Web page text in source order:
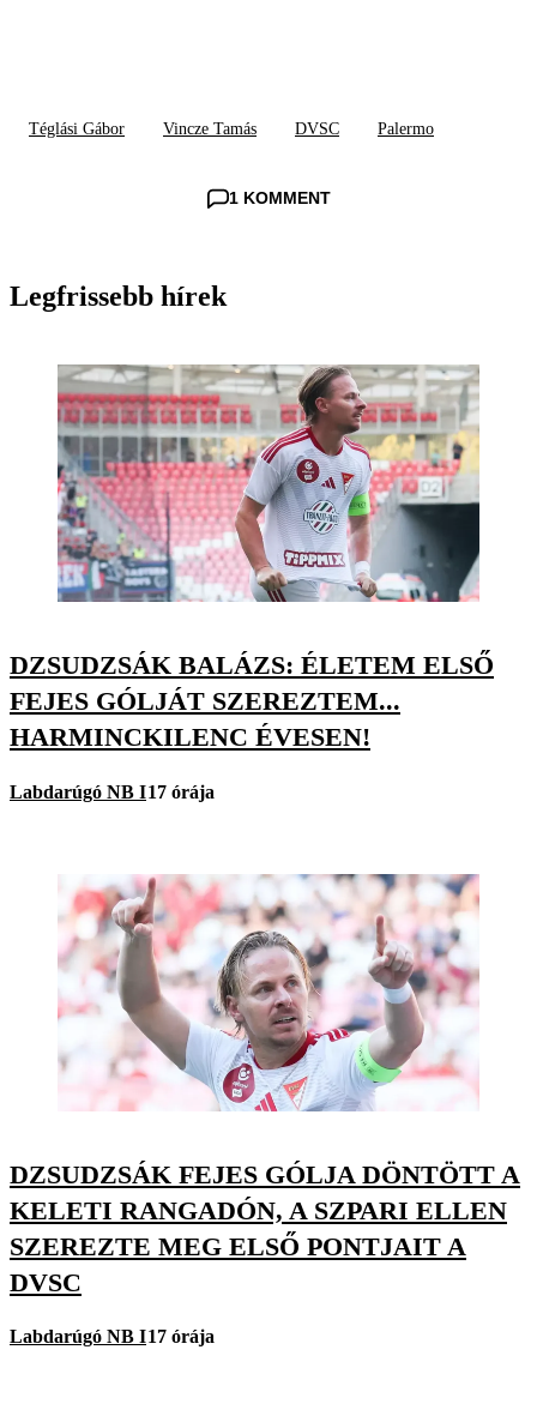
Téglási Gábor Vincze Tamás DVSC Palermo
1 KOMMENT
Legfrissebb hírek
DZSUDZSÁK BALÁZS: ÉLETEM ELSŐ
FEJES GÓLJÁT SZEREZTEM...
HARMINCKILENC ÉVESEN!
Labdarúgó NB I17 órája
DZSUDZSÁK FEJES GÓLJA DÖNTÖTT A
KELETI RANGADÓN, A SZPARI ELLEN
SZEREZTE MEG ELSŐ PONTJAIT A
DVSC
Labdarúgó NB I17 órája